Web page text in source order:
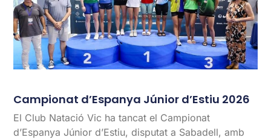
Campionat d’Espanya Júnior d’Estiu 2026
El Club Natació Vic ha tancat el Campionat
d’Espanya Júnior d’Estiu, disputat a Sabadell, amb